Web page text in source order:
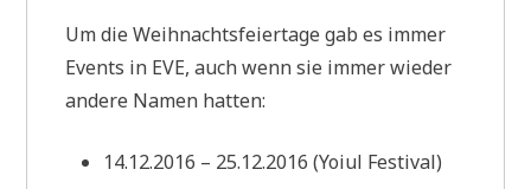
Um die Weihnachtsfeiertage gab es immer
Events in EVE, auch wenn sie immer wieder
andere Namen hatten:
14.12.2016 – 25.12.2016 (Yoiul Festival)